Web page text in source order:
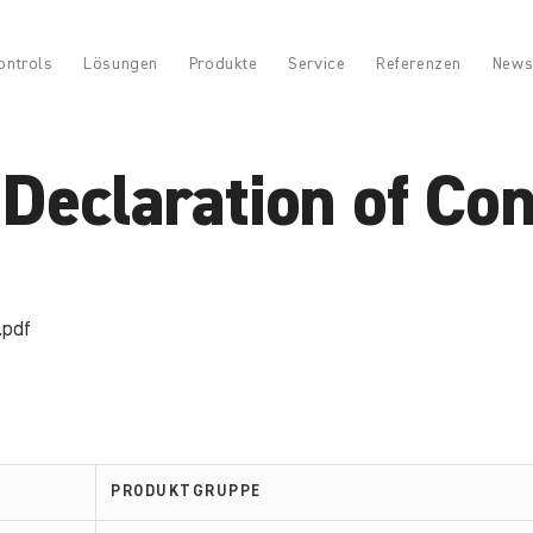
Lösungen Produkte Service Referenzen
of
PRODUKTGRUPPE